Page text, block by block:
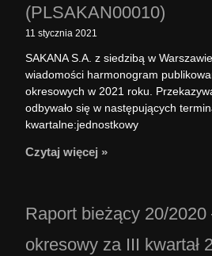
(PLSAKAN00010)
11 stycznia 2021
SAKANA S.A. z siedzibą w
wiadomości harmonogram
okresowych w 2021 roku.
odbywało się w następujących
kwartalne:jednostkowy
Czytaj więcej »
Raport bieżący 20/2020
okresowy za III kwartał